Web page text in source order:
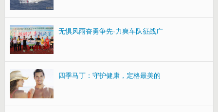
无惧风雨奋勇争先-力爽车队征战广
四季马丁：守护健康，定格最美的